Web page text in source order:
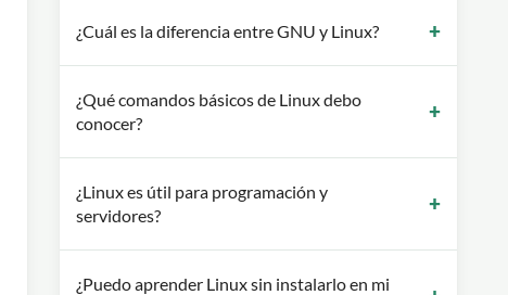
¿Cuál es la diferencia entre GNU y Linux?
¿Qué comandos básicos de Linux debo
conocer?
¿Linux es útil para programación y
servidores?
¿Puedo aprender Linux sin instalarlo en mi